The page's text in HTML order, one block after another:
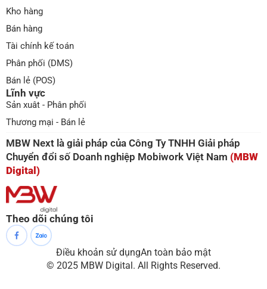
Kho hàng
Bán hàng
Tài chính kế toán
Phân phối (DMS)
Bán lẻ (POS)
Lĩnh vực
Sản xuât - Phân phối
Thương mại - Bán lẻ
MBW Next là giải pháp của Công Ty TNHH Giải pháp
Chuyển đổi số Doanh nghiệp Mobiwork Việt Nam (MBW
Digital)
Theo dõi chúng tôi
© 2025 MBW Digital. All Rights Reserved.
Điều khoản sử dụngAn toàn bảo mật